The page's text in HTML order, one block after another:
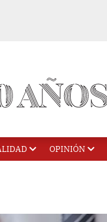
OPINIÓN